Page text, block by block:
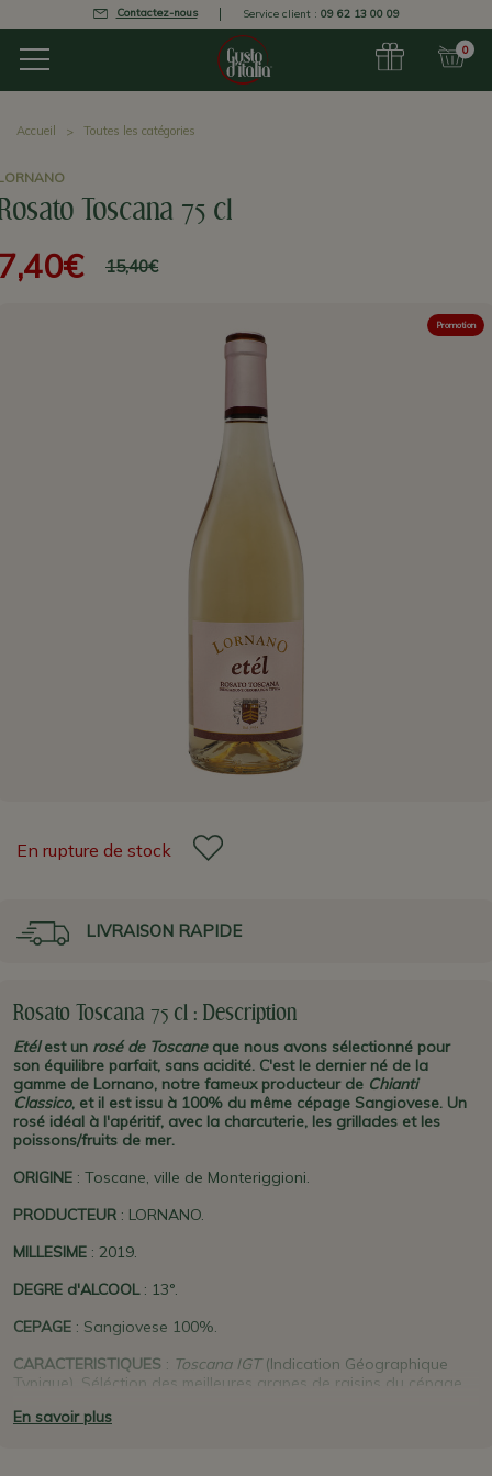
Contactez-nous Service client : 09 62 13 00 09
0
Accueil Toutes les catégories
Toscana 75 cl
15,40€
Promotion
En rupture de stock
LIVRAISON RAPIDE
Rosato Toscana 75 cl : Description
Etélest un rosé de Toscaneque nous avons sélectionné pour
son équilibre parfait, sans acidité. C'est le dernier né de la
gamme de Lornano, notre fameux producteur de Chianti
Classico, et il est issu à 100% du même cépage Sangiovese. Un
rosé idéal à l'apéritif, avec la charcuterie, les grillades et les
poissons/fruits de mer.
ORIGINE : Toscane, ville de Monteriggioni.
PRODUCTEUR : LORNANO.
MILLESIME : 2019.
DEGRE d'ALCOOL: 13°.
CEPAGE : Sangiovese 100%.
CARACTERISTIQUES : Toscana IGT(Indication Géographique
Typique). Séléction des meilleures grapes de raisins du cépage
où dominent des arômes fruités de pamplemousse rosé, cerise,
En savoir plus